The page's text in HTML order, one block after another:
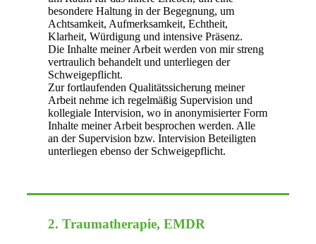
besondere Haltung in der Begegnung, um
Achtsamkeit, Aufmerksamkeit, Echtheit,
Klarheit, Würdigung und intensive Präsenz.
Die Inhalte meiner Arbeit werden von mir streng
vertraulich behandelt und unterliegen der
Schweigepflicht.
Zur fortlaufenden Qualitätssicherung meiner
Arbeit nehme ich regelmäßig Supervision und
kollegiale Intervision, wo in anonymisierter Form
Inhalte meiner Arbeit besprochen werden. Alle
an der Supervision bzw. Intervision Beteiligten
unterliegen ebenso der Schweigepflicht.
2. Traumatherapie, EMDR